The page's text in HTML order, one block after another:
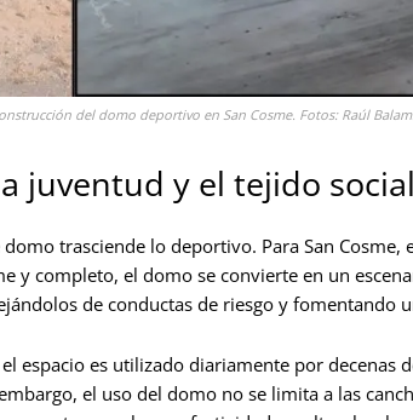
del domo deportivo en San Cosme. Fotos: Raúl Balam.
juventud y el tejido social
trasciende lo deportivo. Para San Cosme,
y completo, el domo se convierte en un
de conductas de riesgo y fomentando
espacio es utilizado diariamente por decenas
el uso del domo no se limita a las